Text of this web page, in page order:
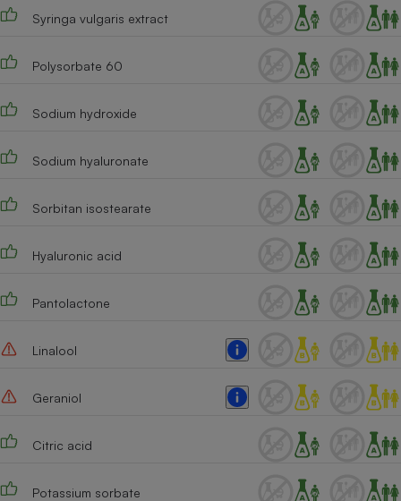
Syringa vulgaris extract
Polysorbate 60
Sodium hydroxide
Sodium hyaluronate
Sorbitan isostearate
Hyaluronic acid
Pantolactone
Linalool
Geraniol
Citric acid
Potassium sorbate